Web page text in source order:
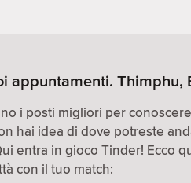
appuntamenti. Thimphu,
i posti migliori per
hai idea di dove potreste
entra in gioco Tinder! Ecco
con il tuo match: